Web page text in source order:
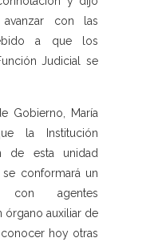
con las
a que los
Judicial se
Gobierno, María
la Institución
de esta unidad
conformará un
agentes
órgano auxiliar de
hoy otras